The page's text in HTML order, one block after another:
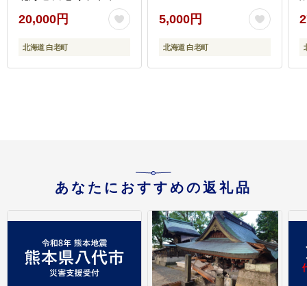
20,000円
北海道 白老町
5,000円
北海道 白老町
あなたにおすすめの返礼品